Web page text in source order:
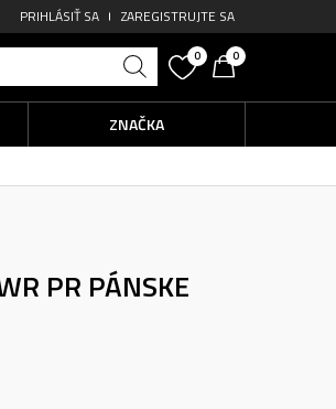
PRIHLÁSIŤ SA ZAREGISTRUJTE SA
0 0
ZNAČKA
PR PÁNSKE